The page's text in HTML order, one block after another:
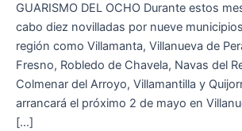
GUARISMO DEL OCHO Durante estos
cabo diez novilladas por nueve
región como Villamanta, Villanueva de
Fresno, Robledo de Chavela, Navas del
Colmenar del Arroyo, Villamantilla y
arrancará el próximo 2 de mayo en
[…]
para
novilleros
La
Trilla
de
Oro